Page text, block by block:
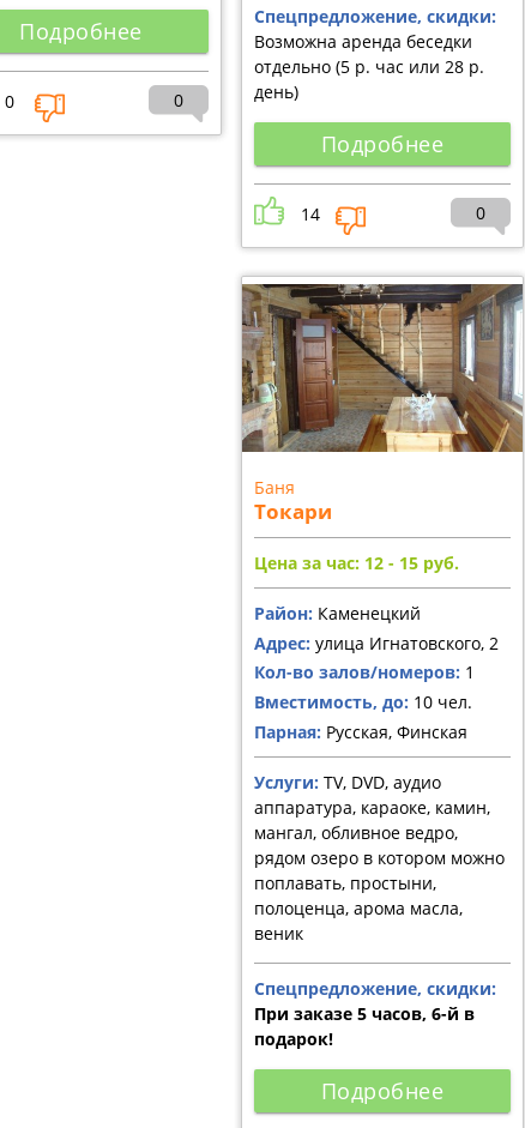
Подробнее
0 0
Спецпредложение, скидки:
Возможна аренда беседки
отдельно (5 р. час или 28 р.
день)
Подробнее
14 0
Баня
Токари
Цена за час: 12 - 15 руб.
Район: Каменецкий
Адрес: улица Игнатовского, 2
Кол-во залов/номеров: 1
Вместимость, до: 10 чел.
Парная: Русская, Финская
Услуги: TV, DVD, аудио
аппаратура, караоке, камин,
мангал, обливное ведро,
рядом озеро в котором можно
поплавать, простыни,
полоценца, арома масла,
веник
Спецпредложение, скидки:
При заказе 5 часов, 6-й в
подарок!
Подробнее